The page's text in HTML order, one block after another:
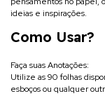
ideias e inspirações.
Como Usar?
Faça suas Anotações:
Utilize as 90 folhas
esboços ou qualquer